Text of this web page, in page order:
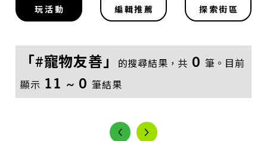
玩活動 編輯推薦 探索街區
「#寵物友善」 的搜尋結果，共 0 筆。目前
顯示 11 ~ 0筆結果